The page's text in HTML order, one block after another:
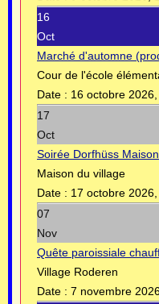
16
Oct
Marché d'automne
Cour de l'école
Date : 16 octobre
17
Oct
Soirée Dorfhüss
Maison du village
Date : 17 octobre
07
Nov
Quête paroissiale
Village Roderen
Date : 7 novembre